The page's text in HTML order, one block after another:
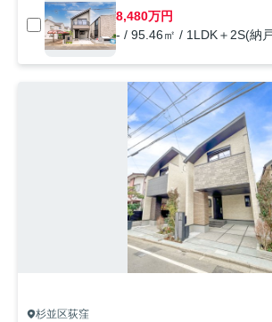
8,480万円
- / 95.46㎡ / 1LDK＋2S(納
杉並区荻窪